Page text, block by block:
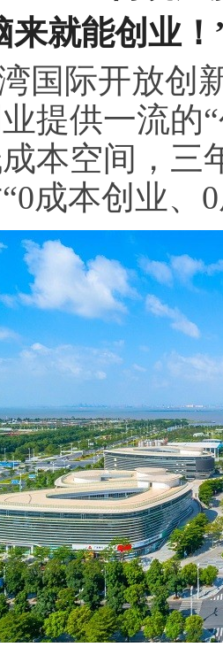
来就能创业！
国际开放创
提供一流的
本空间，三
成本创业、